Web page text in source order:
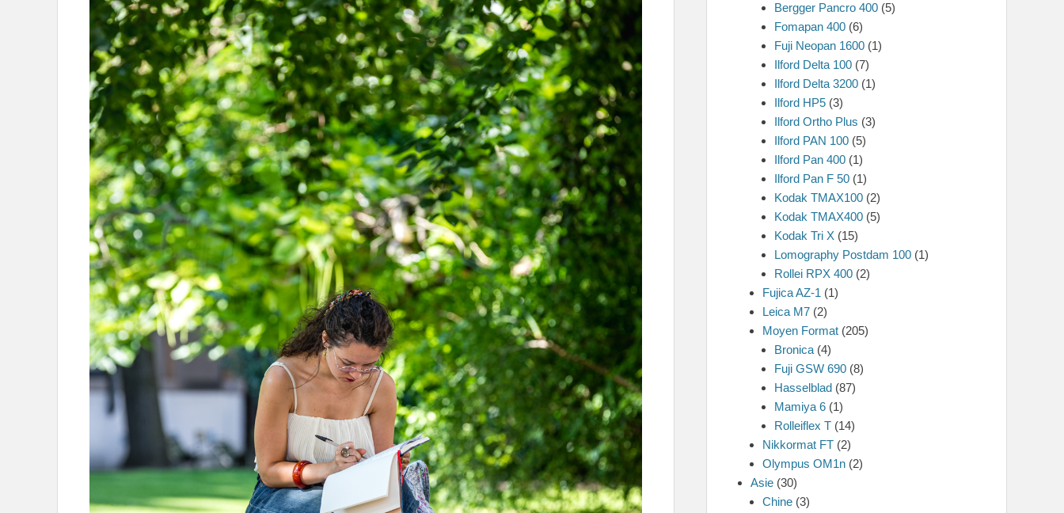
Bergger Pancro 400 (5)
Fomapan 400 (6)
Fuji Neopan 1600 (1)
Ilford Delta 100 (7)
Ilford Delta 3200 (1)
Ilford HP5 (3)
Ilford Ortho Plus (3)
Ilford PAN 100 (5)
Ilford Pan 400 (1)
Ilford Pan F 50 (1)
Kodak TMAX100 (2)
Kodak TMAX400 (5)
Kodak Tri X (15)
Lomography Postdam 100 (1)
Rollei RPX 400 (2)
Fujica AZ-1 (1)
Leica M7 (2)
Moyen Format (205)
Bronica (4)
Fuji GSW 690 (8)
Hasselblad (87)
Mamiya 6 (1)
Rolleiflex T (14)
Nikkormat FT (2)
Olympus OM1n (2)
Asie (30)
Chine (3)